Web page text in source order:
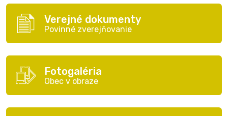
Verejné dokumenty
Povinné zverejňovanie
Fotogaléria
Obec v obraze